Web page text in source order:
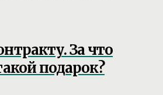
За что
подарок?